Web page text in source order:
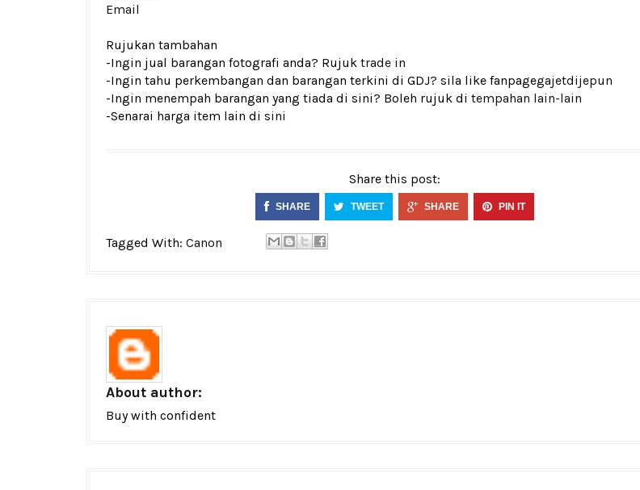
Email
Rujukan tambahan
-Ingin jual barangan fotografi anda? Rujuk trade in
-Ingin tahu perkembangan dan barangan terkini di GDJ? sila like fanpagegajetdijepun
-Ingin menempah barangan yang tiada di sini? Boleh rujuk di tempahan lain-lain
-Senarai harga item lain di sini
Share this post:
SHARE TWEET SHARE PIN IT
Tagged With: Canon
About author:
Buy with confident